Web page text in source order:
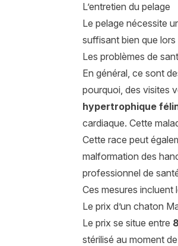
L’entretien du pelage
Le pelage nécessite
suffisant bien que lors
Les problèmes de
En général, ce sont
pourquoi, des visites
hypertrophique
cardiaque. Cette
Cette race peut
malformation des
professionnel de
Ces mesures incluent
Le prix d’un chaton
Le prix se situe entre
stérilisé au moment